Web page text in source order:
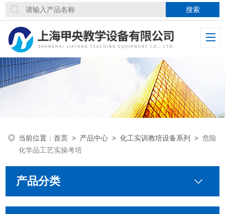
当前位置：首页 > 产品中心 >化工实训教培设备系列 >危险
化学品工艺实操考培
产品分类